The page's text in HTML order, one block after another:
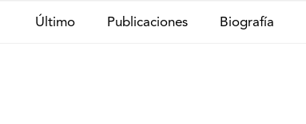
Último Publicaciones Biografía